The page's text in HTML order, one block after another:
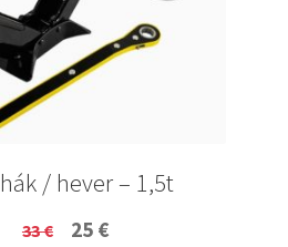
/ hever – 1,5t
33€
Original
25 €Current